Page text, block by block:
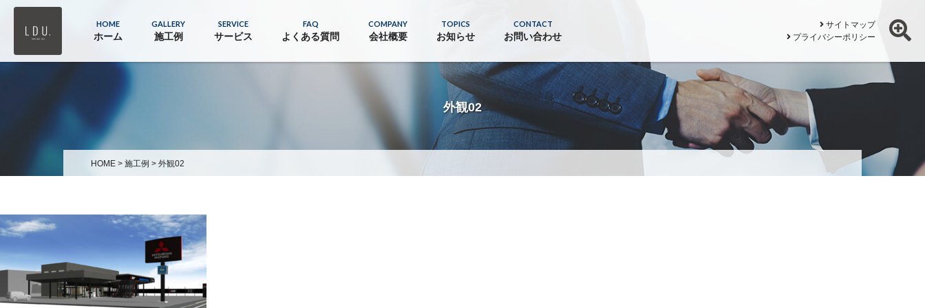
HOME
ホーム
GALLERY
施工例
SERVICE
サービス
FAQ
よくある質問
COMPANY
会社概要
TOPICS
お知らせ
CONTACT
お問い合わせ
サイトマップ
プライバシーポリシー
外観02
HOME > 施工例 > 外観02